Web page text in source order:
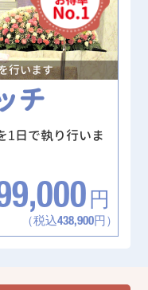
行います
チ
1日で執り行いま
円
（税込438,900円）